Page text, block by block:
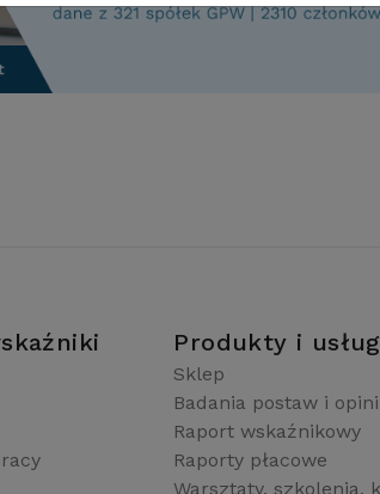
Produkty i
Sklep
Badania postaw i
Raport wskaźnikowy
Raporty płacowe
Warsztaty, szkolenia,